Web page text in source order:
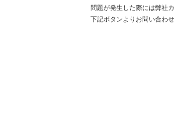
問題が発生した際には弊社
下記ボタンよりお問い合わせ